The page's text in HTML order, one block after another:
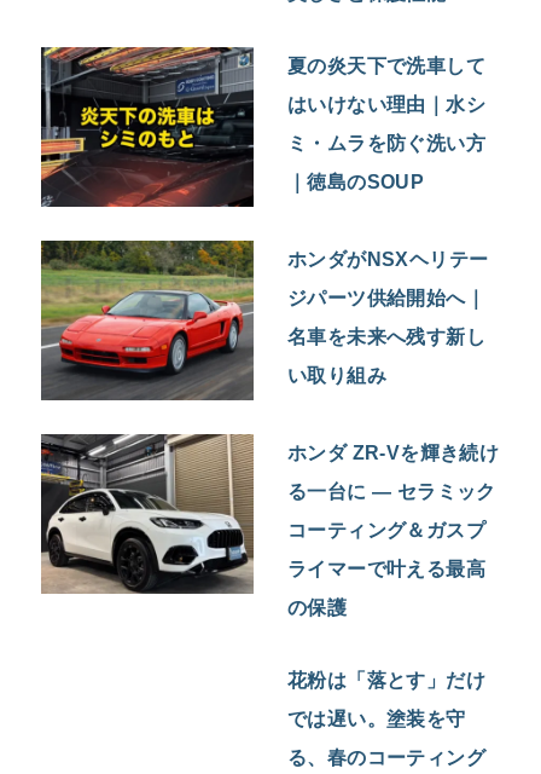
夏の炎天下で洗車して
はいけない理由｜水シ
ミ・ムラを防ぐ洗い方
｜徳島のSOUP
ホンダがNSXヘリテー
ジパーツ供給開始へ｜
名車を未来へ残す新し
い取り組み
ホンダ ZR-Vを輝き続け
る一台に ― セラミック
コーティング＆ガスプ
ライマーで叶える最高
の保護
花粉は「落とす」だけ
では遅い。塗装を守
る、春のコーティング